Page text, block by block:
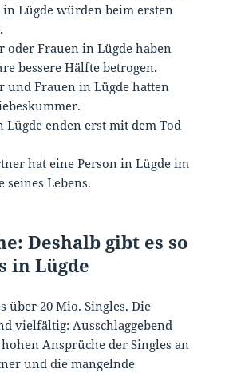
in Lügde würden beim ersten
oder Frauen in Lügde haben
bessere Hälfte betrogen.
und Frauen in Lügde hatten
Lügde enden erst mit dem Tod
hat eine Person in Lügde im
seines Lebens.
Deshalb gibt es so
in Lügde
über 20 Mio. Singles. Die
vielfältig: Ausschlaggebend
Ansprüche der Singles an
und die mangelnde